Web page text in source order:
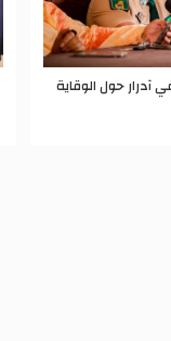
شاباً في آدرار حول الوقاية